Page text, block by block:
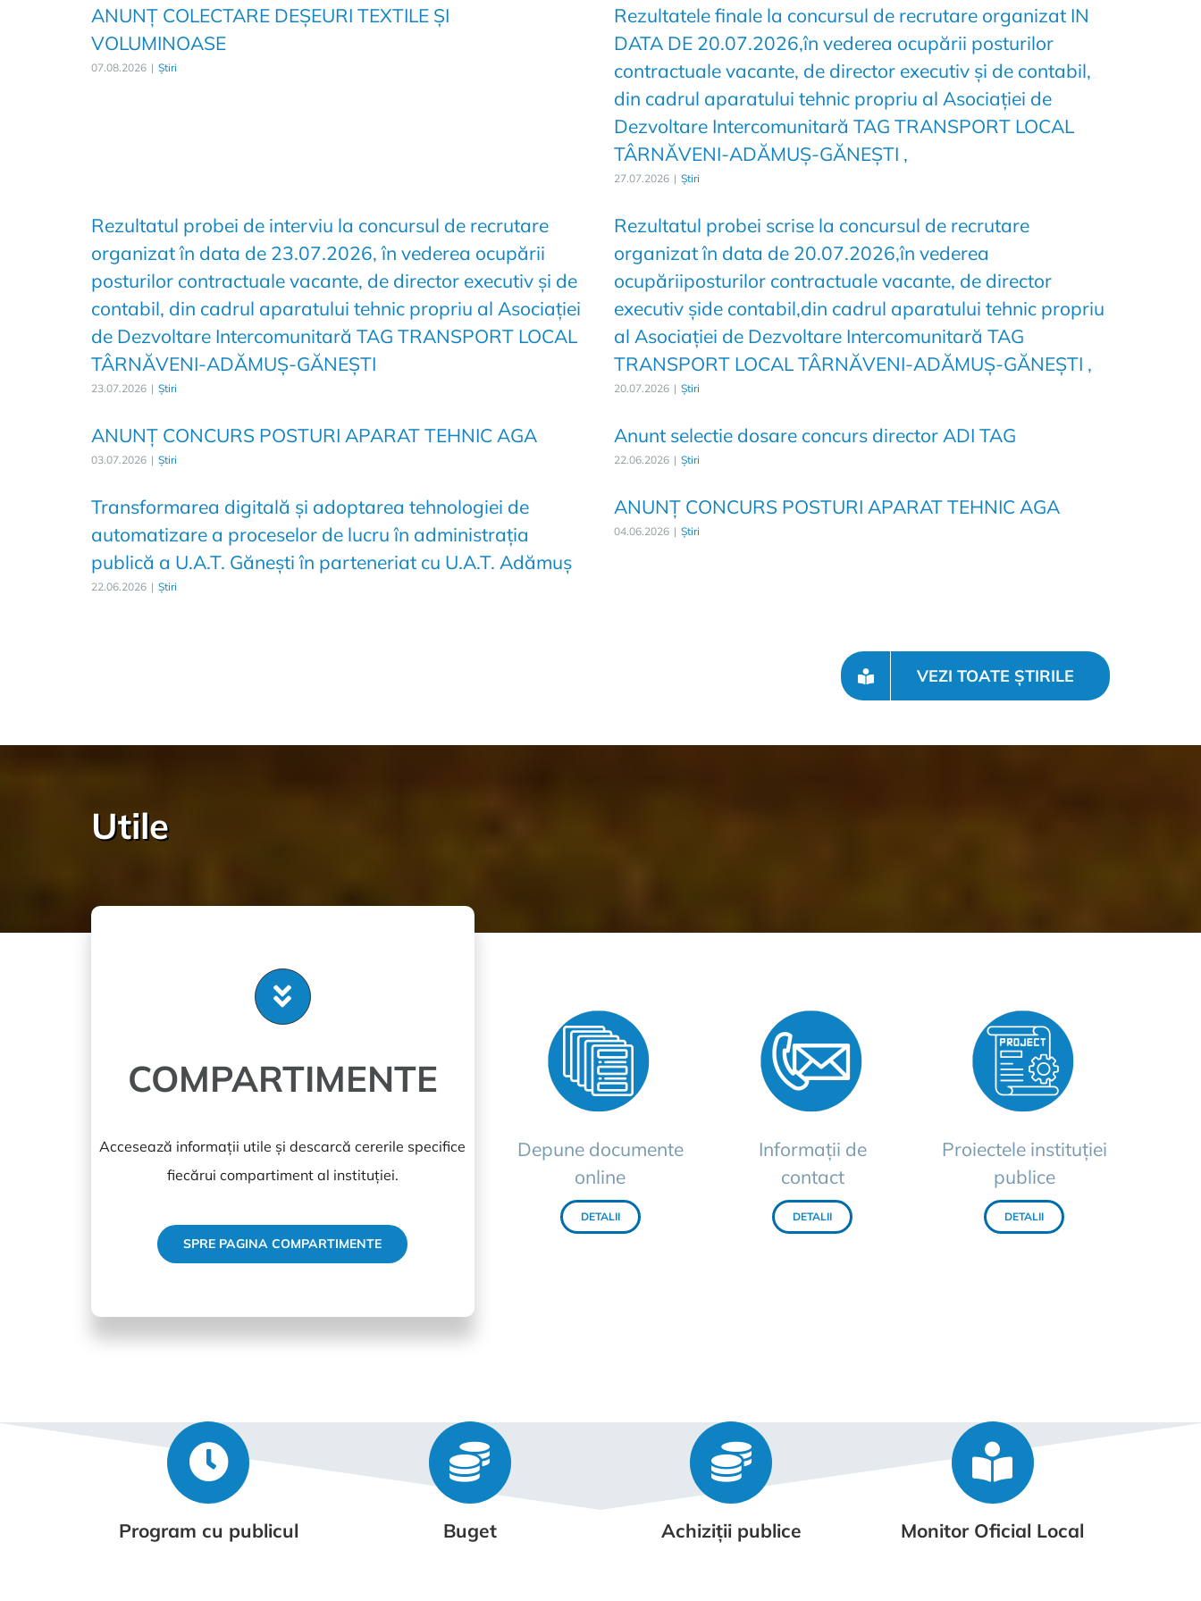
ANUNȚ COLECTARE DEȘEURI TEXTILE ȘI
VOLUMINOASE
07.08.2026 | Știri
Rezultatele finale la concursul de recrutare organizat IN
DATA DE 20.07.2026,în vederea ocupării posturilor
contractuale vacante, de director executiv și de contabil,
din cadrul aparatului tehnic propriu al Asociației de
Dezvoltare Intercomunitară TAG TRANSPORT LOCAL
TÂRNĂVENI-ADĂMUȘ-GĂNEȘTI ,
27.07.2026 | Știri
Rezultatul probei de interviu la concursul de recrutare
organizat în data de 23.07.2026, în vederea ocupării
posturilor contractuale vacante, de director executiv și de
contabil, din cadrul aparatului tehnic propriu al Asociației
de Dezvoltare Intercomunitară TAG TRANSPORT LOCAL
TÂRNĂVENI-ADĂMUȘ-GĂNEȘTI
23.07.2026 | Știri
Rezultatul probei scrise la concursul de recrutare
organizat în data de 20.07.2026,în vederea
ocupăriiposturilor contractuale vacante, de director
executiv șide contabil,din cadrul aparatului tehnic propriu
al Asociației de Dezvoltare Intercomunitară TAG
TRANSPORT LOCAL TÂRNĂVENI-ADĂMUȘ-GĂNEȘTI ,
20.07.2026 | Știri
ANUNȚ CONCURS POSTURI APARAT TEHNIC AGA
03.07.2026 | Știri
Anunt selectie dosare concurs director ADI TAG
22.06.2026 | Știri
Transformarea digitală și adoptarea tehnologiei de
automatizare a proceselor de lucru în administrația
publică a U.A.T. Gănești în parteneriat cu U.A.T. Adămuș
22.06.2026 | Știri
ANUNȚ CONCURS POSTURI APARAT TEHNIC AGA
04.06.2026 | Știri
VEZI TOATE ȘTIRILE
Utile
COMPARTIMENTE
Accesează informații utile și descarcă cererile specifice
fiecărui compartiment al instituției.
SPRE PAGINA COMPARTIMENTE
Depune documente
online
DETALII
Informații de
contact
DETALII
Proiectele instituției
publice
DETALII
Program cu publicul Buget Achiziții publice Monitor Oficial Local